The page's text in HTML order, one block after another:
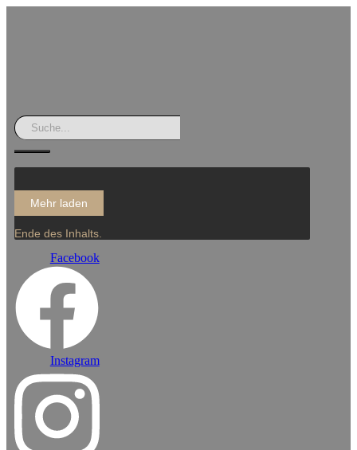
Mehr laden
Ende des Inhalts.
Facebook
Instagram